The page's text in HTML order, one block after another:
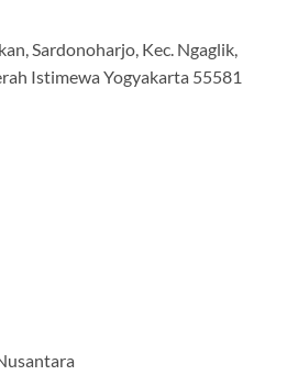
Sardonoharjo, Kec. Ngaglik,
Istimewa Yogyakarta 55581